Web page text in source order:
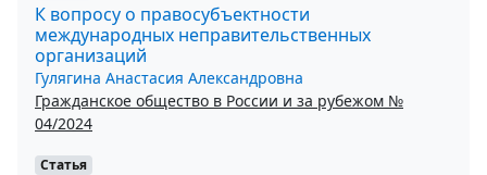
К вопросу о правосубъектности
международных неправительственных
организаций
Гулягина Анастасия Александровна
Гражданское общество в России и за рубежом №
04/2024
Статья